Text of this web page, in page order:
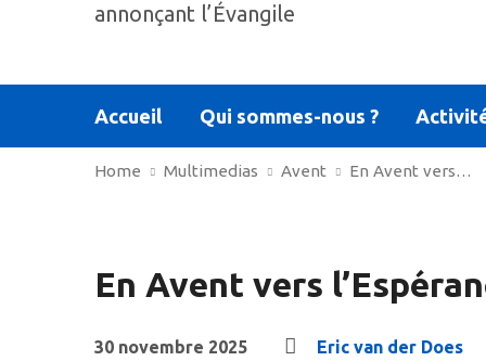
annonçant l’Évangile
Accueil Qui sommes-nous ?
Home Multimedias Avent En Avent vers…
En Avent vers
30 novembre 2025 Eric van der Does